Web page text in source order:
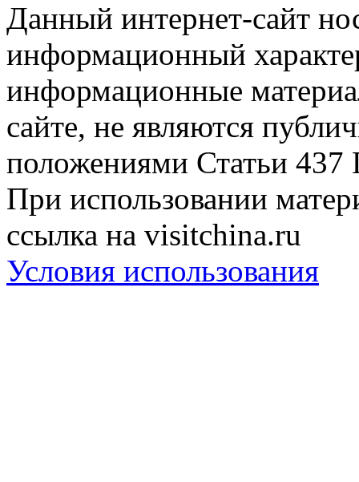
Данный интернет-сайт
информационный
информационные
сайте, не являются
положениями Статьи 437
При использовании
ссылка на visitchina.ru
Условия использования